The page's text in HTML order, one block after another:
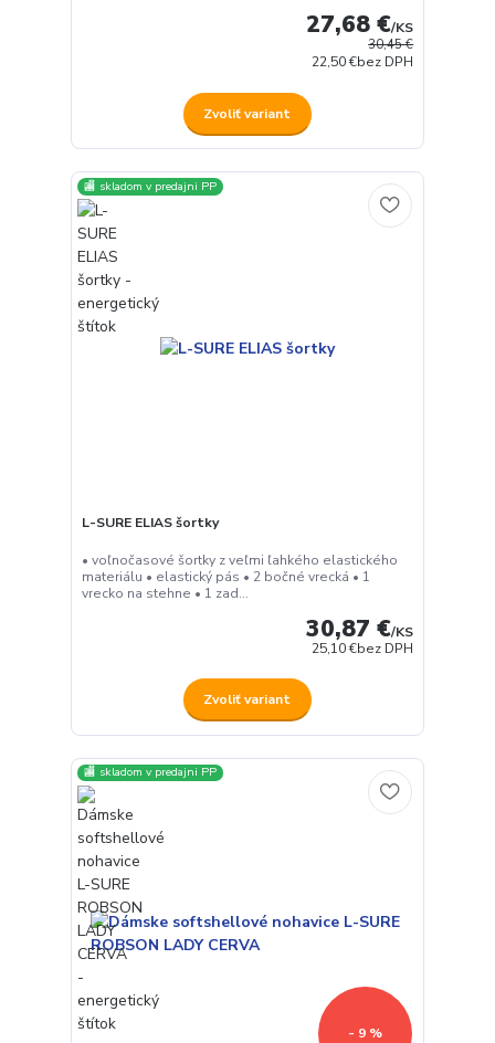
30,45 €
27,68 €/KS
22,50 €bez DPH
Zvoliť variant
🏬 skladom v predajni PP
L-SURE ELIAS šortky
• voľnočasové šortky z veľmi ľahkého elastického
materiálu • elastický pás • 2 bočné vrecká • 1
vrecko na stehne • 1 zad...
30,87 €/KS
25,10 €bez DPH
Zvoliť variant
🏬 skladom v predajni PP
- 9 %